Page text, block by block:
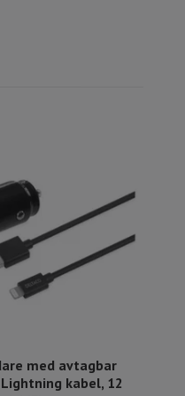
med avtagbar
kabel, 12